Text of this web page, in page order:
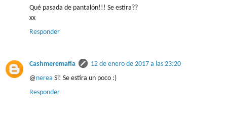
Qué pasada de pantalón!!! Se estira??
xx
Responder
Cashmeremafia
12 de enero de 2017 a las 23:20
@nerea Si! Se estira un poco :)
Responder